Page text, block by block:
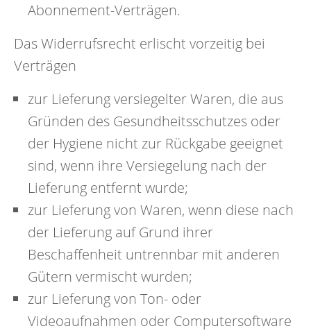
Abonnement-Verträgen.
Das Widerrufsrecht erlischt vorzeitig bei
Verträgen
zur Lieferung versiegelter Waren, die aus
Gründen des Gesundheitsschutzes oder
der Hygiene nicht zur Rückgabe geeignet
sind, wenn ihre Versiegelung nach der
Lieferung entfernt wurde;
zur Lieferung von Waren, wenn diese nach
der Lieferung auf Grund ihrer
Beschaffenheit untrennbar mit anderen
Gütern vermischt wurden;
zur Lieferung von Ton- oder
Videoaufnahmen oder Computersoftware